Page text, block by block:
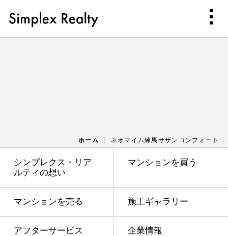
ホーム ネオマイム練馬サザンコンフォート
シンプレクス・リア
ルティの想い
マンションを買う
マンションを売る 施工ギャラリー
アフターサービス 企業情報